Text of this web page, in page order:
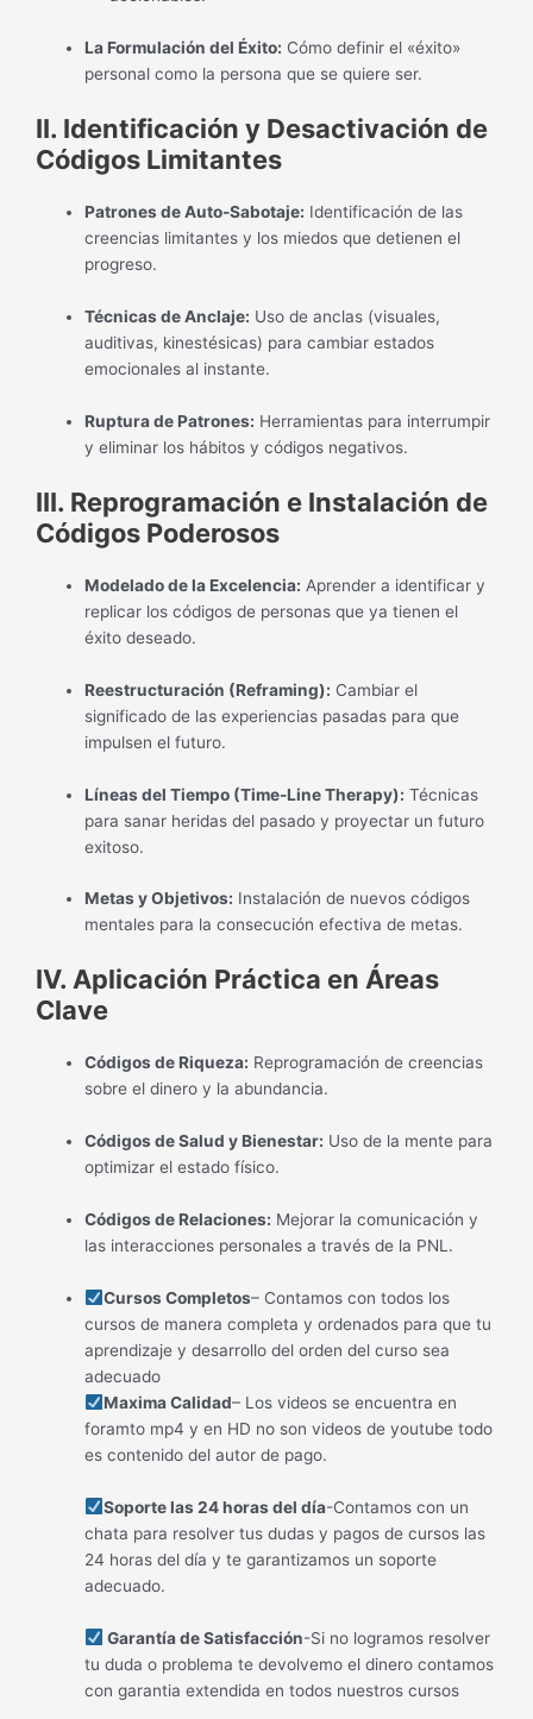
La Formulación del Éxito: Cómo definir el «éxito»
personal como la persona que se quiere ser.
II. Identificación y Desactivación de
Códigos Limitantes
Patrones de Auto-Sabotaje: Identificación de las
creencias limitantes y los miedos que detienen el
progreso.
Técnicas de Anclaje: Uso de anclas (visuales,
auditivas, kinestésicas) para cambiar estados
emocionales al instante.
Ruptura de Patrones: Herramientas para interrumpir
y eliminar los hábitos y códigos negativos.
III. Reprogramación e Instalación de
Códigos Poderosos
Modelado de la Excelencia: Aprender a identificar y
replicar los códigos de personas que ya tienen el
éxito deseado.
Reestructuración (Reframing): Cambiar el
significado de las experiencias pasadas para que
impulsen el futuro.
Líneas del Tiempo (Time-Line Therapy): Técnicas
para sanar heridas del pasado y proyectar un futuro
exitoso.
Metas y Objetivos: Instalación de nuevos códigos
mentales para la consecución efectiva de metas.
IV. Aplicación Práctica en Áreas
Clave
Códigos de Riqueza: Reprogramación de creencias
sobre el dinero y la abundancia.
Códigos de Salud y Bienestar: Uso de la mente para
optimizar el estado físico.
Códigos de Relaciones: Mejorar la comunicación y
las interacciones personales a través de la PNL.
Cursos Completos– Contamos con todos los
cursos de manera completa y ordenados para que tu
aprendizaje y desarrollo del orden del curso sea
adecuado
Maxima Calidad– Los videos se encuentra en
foramto mp4 y en HD no son videos de youtube todo
es contenido del autor de pago.
Soporte las 24 horas del día-Contamos con un
chata para resolver tus dudas y pagos de cursos las
24 horas del día y te garantizamos un soporte
adecuado.
Garantía de Satisfacción-Si no logramos resolver
tu duda o problema te devolvemo el dinero contamos
con garantia extendida en todos nuestros cursos